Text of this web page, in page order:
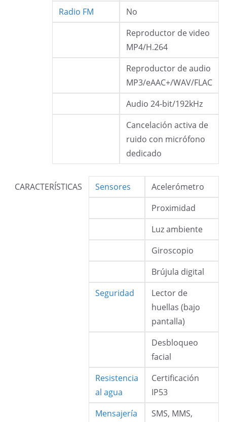
Radio FM
No
Reproductor de video
MP4/H.264
Reproductor de audio
MP3/eAAC+/WAV/FLAC
Audio 24-bit/192kHz
Cancelación activa de
ruido con micrófono
dedicado
CARACTERÍSTICAS Sensores
Acelerómetro
Proximidad
Luz ambiente
Giroscopio
Brújula digital
Seguridad
Lector de
huellas (bajo
pantalla)
Desbloqueo
facial
Resistencia
al agua
Certificación
IP53
Mensajería
SMS, MMS,